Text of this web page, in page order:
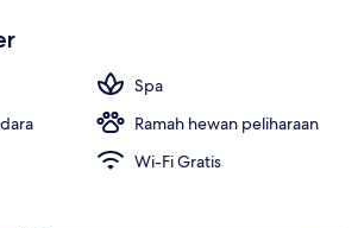
Spa
Ramah hewan peliharaan
Wi-Fi Gratis